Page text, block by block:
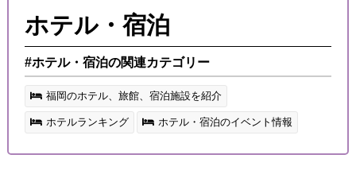
ホテル・宿泊
#ホテル・宿泊の関連カテゴリー
福岡のホテル、旅館、宿泊施設を紹介
ホテルランキング ホテル・宿泊のイベント情報